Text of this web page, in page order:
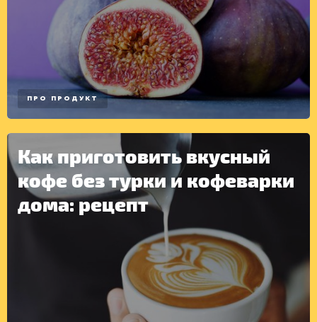
ПРО ПРОДУКТ
Как приготовить вкусный
кофе без турки и кофеварки
дома: рецепт